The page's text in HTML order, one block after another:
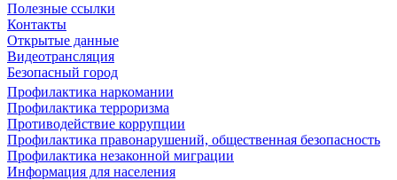
Полезные ссылки
Контакты
Открытые данные
Видеотрансляция
Безопасный город
Профилактика наркомании
Профилактика терроризма
Противодействие коррупции
Профилактика правонарушений, общественная безопасность
Профилактика незаконной миграции
Информация для населения